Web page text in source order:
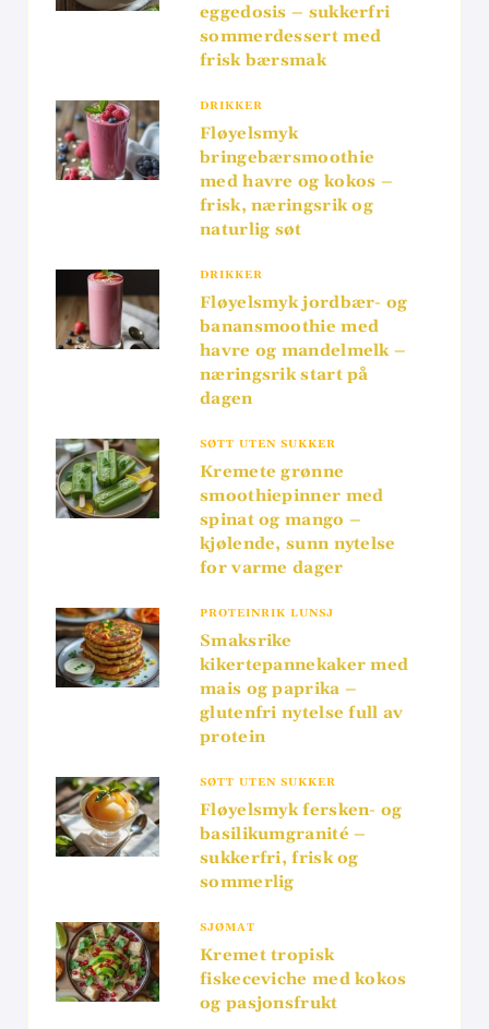
eggedosis – sukkerfri
sommerdessert med
frisk bærsmak
DRIKKER
Fløyelsmyk
bringebærsmoothie
med havre og kokos –
frisk, næringsrik og
naturlig søt
DRIKKER
Fløyelsmyk jordbær- og
banansmoothie med
havre og mandelmelk –
næringsrik start på
dagen
SØTT UTEN SUKKER
Kremete grønne
smoothiepinner med
spinat og mango –
kjølende, sunn nytelse
for varme dager
PROTEINRIK LUNSJ
Smaksrike
kikertepannekaker med
mais og paprika –
glutenfri nytelse full av
protein
SØTT UTEN SUKKER
Fløyelsmyk fersken- og
basilikumgranité –
sukkerfri, frisk og
sommerlig
SJØMAT
Kremet tropisk
fiskeceviche med kokos
og pasjonsfrukt